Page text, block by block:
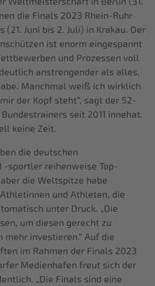
die Finals 2023 Rhein-Ruhr
(21. Juni bis 2. Juli) in Krakau. Der
ist enorm eingespannt
und Prozessen voll
anstrengender als alles,
Manchmal weiß ich wirklich
der Kopf steht“, sagt der 52-
seit 2011 innehat.
keine Zeit.
die deutschen
-sportler reihenweise Top-
die Weltspitze habe
und Athleten, die
unter Druck. „Die
um diesen gerecht zu
mehr investieren.“ Auf die
im Rahmen der Finals 2023
Medienhafen freut sich der
„Die Finals sind eine